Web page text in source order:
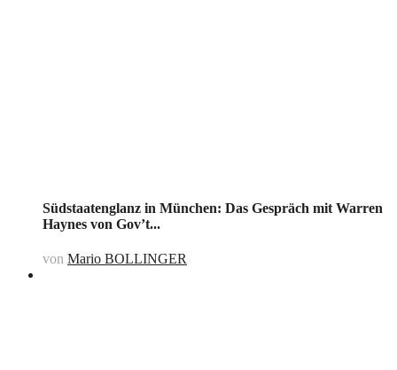
Südstaatenglanz in München: Das Gespräch mit Warren
Haynes von Gov’t...
von Mario BOLLINGER